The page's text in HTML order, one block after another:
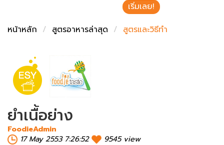
เริ่มเลย!
หน้าหลัก
สูตรอาหารล่าสุด สูตรและวิธีทำ
ยำเนื้อย่าง
FoodieAdmin
17 May 2553 7:26:52
9545 view